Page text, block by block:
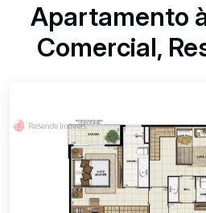
Apartamento
Comercial,